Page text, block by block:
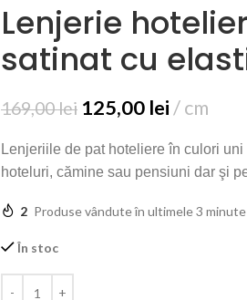
Lenjerie
satinat cu
169,00lei 125,00 lei cm
Lenjeriile de pat hoteliere în culori
hoteluri, cămine sau pensiuni dar şi
2 Produse vândute în ultimele 3 minute
În stoc